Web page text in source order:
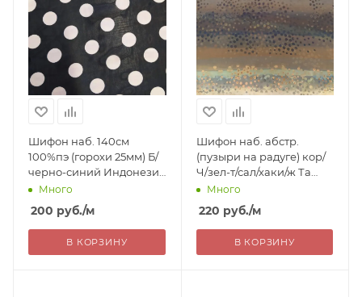
Шифон наб. 140см
100%пэ (горохи 25мм) Б/
черно-синий Индонезия
200=уц
Много
200 руб./м
В КОРЗИНУ
Шифон наб. абстр.
(пузыри на радуге) кор/
Ч/зел-т/сал/хаки/ж Та
220=Много
220 руб./м
В КОРЗИНУ